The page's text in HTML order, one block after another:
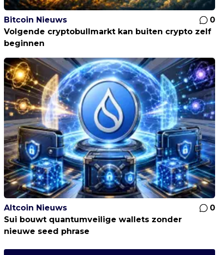
Bitcoin Nieuws
0
Volgende cryptobullmarkt kan buiten crypto zelf
beginnen
Altcoin Nieuws
0
Sui bouwt quantumveilige wallets zonder
nieuwe seed phrase